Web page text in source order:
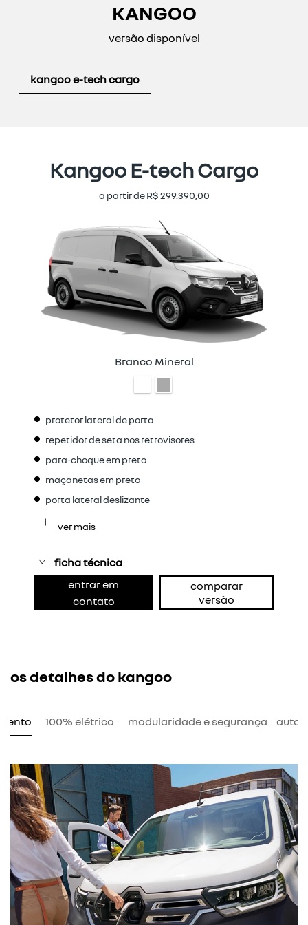
KANGOO
versão disponível
kangoo e-tech cargo
Kangoo E-tech Cargo
a partir de R$ 299.390,00
Branco Mineral
protetor lateral de porta
repetidor de seta nos retrovisores
para-choque em preto
maçanetas em preto
porta lateral deslizante
ver mais
ficha técnica
entrar em
contato
comparar
versão
os detalhes do kangoo
100% elétrico modularidade e segurança